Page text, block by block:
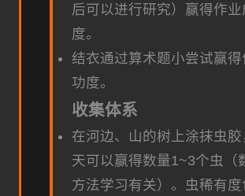
后可以进行研究）赢得作业
度。
结衣通过算术题小尝试赢得
功度。
收集体系
在河边、山的树上涂抹虫胶
天可以赢得数量1~3个虫（
方法学习有关）。虫稀有度